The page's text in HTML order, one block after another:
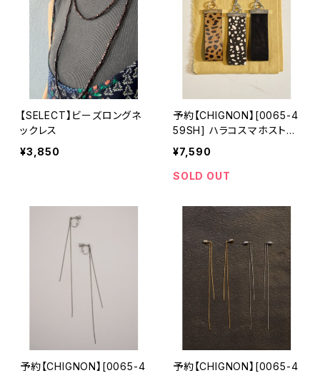
【SELECT】ビーズロングネ
ックレス
¥3,850
予約【CHIGNON】[0065-4
59SH] ハラコスマホストラ
ップ
¥7,590
SOLD OUT
予約【CHIGNON】[0065-4
予約【CHIGNON】[0065-4